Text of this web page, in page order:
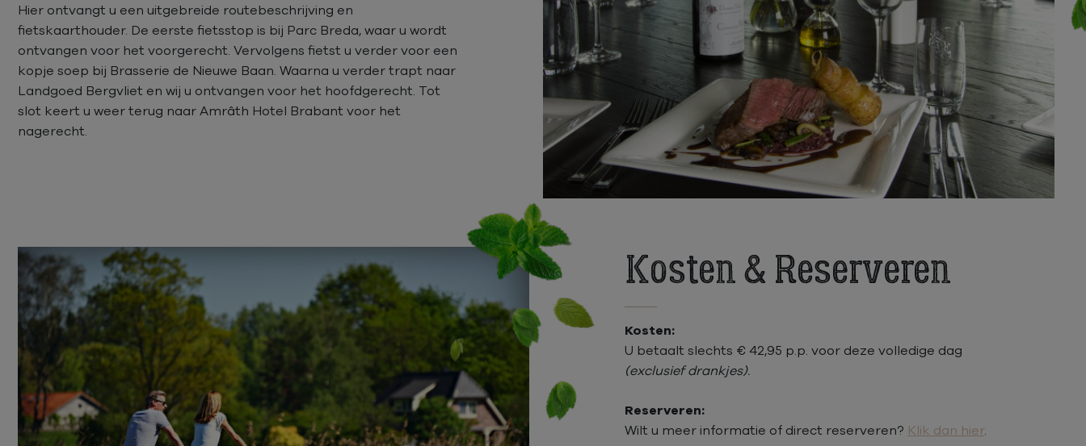
Hier ontvangt u een uitgebreide routebeschrijving en
fietskaarthouder. De eerste fietsstop is bij Parc Breda, waar u wordt
ontvangen voor het voorgerecht. Vervolgens fietst u verder voor een
kopje soep bij Brasserie de Nieuwe Baan. Waarna u verder trapt naar
Landgoed Bergvliet en wij u ontvangen voor het hoofdgerecht. Tot
slot keert u weer terug naar Amrâth Hotel Brabant voor het
nagerecht.
Kosten & Reserveren
Kosten:
U betaalt slechts € 42,95 p.p. voor deze volledige dag
(exclusief drankjes).
Reserveren:
Wilt u meer informatie of direct reserveren? Klik dan hier.